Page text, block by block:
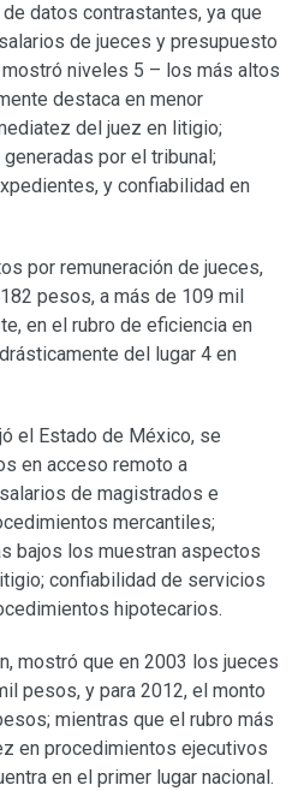
datos contrastantes, ya que
de jueces y presupuesto
niveles 5 – los más altos
destaca en menor
del juez en litigio;
por el tribunal;
y confiabilidad en
por remuneración de jueces,
pesos, a más de 109 mil
en el rubro de eficiencia en
del lugar 4 en
el Estado de México, se
en acceso remoto a
de magistrados e
mercantiles;
bajos los muestran aspectos
confiabilidad de servicios
hipotecarios.
mostró que en 2003 los jueces
pesos, y para 2012, el monto
mientras que el rubro más
en procedimientos ejecutivos
en el primer lugar nacional.